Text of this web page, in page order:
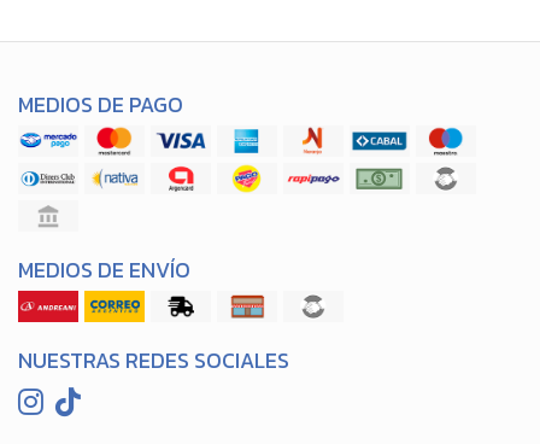
MEDIOS DE PAGO
MEDIOS DE ENVÍO
NUESTRAS REDES SOCIALES